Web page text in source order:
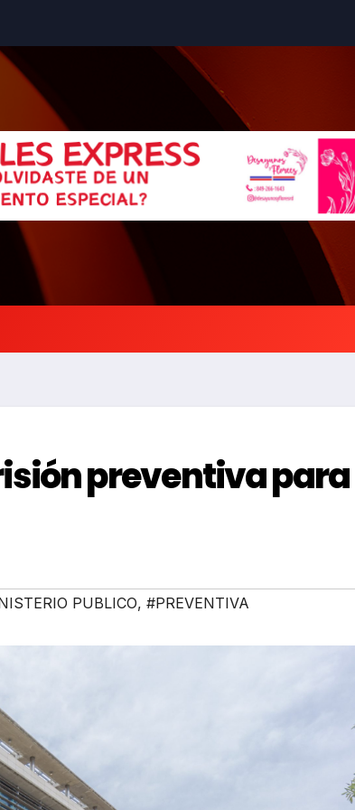
preventiva para
PUBLICO, #PREVENTIVA